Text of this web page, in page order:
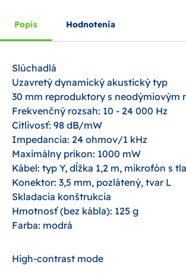
Popis Hodnotenia
Slúchadlá
Uzavretý dynamický akustický typ
30 mm reproduktory s neodýmiovým
Frekvenčný rozsah: 10 - 24 000 Hz
Citlivosť: 98 dB/mW
Impedancia: 24 ohmov/1 kHz
Maximálny príkon: 1000 mW
Kábel: typ Y, dĺžka 1,2 m, mikrofón s
Konektor: 3,5 mm, pozlátený, tvar L
Skladacia konštrukcia
Hmotnosť (bez kábla): 125 g
Farba: modrá
High-contrast mode